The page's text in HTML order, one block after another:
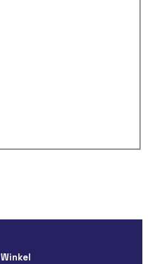
Winkel